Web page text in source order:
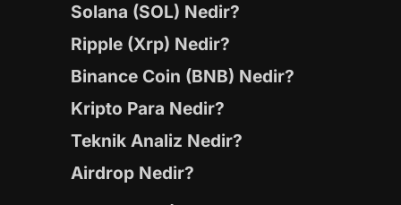
Solana (SOL) Nedir?
Ripple (Xrp) Nedir?
Binance Coin (BNB) Nedir?
Kripto Para Nedir?
Teknik Analiz Nedir?
Airdrop Nedir?